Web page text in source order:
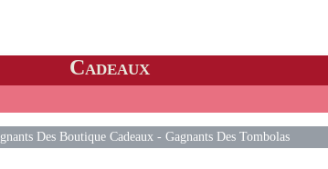
Cadeaux
Des Boutique Cadeaux - Gagnants Des Tombolas